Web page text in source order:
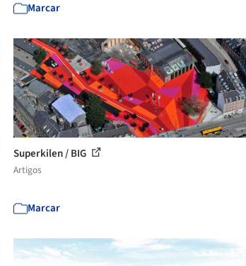
Marcar
Superkilen / BIG
Artigos
Marcar